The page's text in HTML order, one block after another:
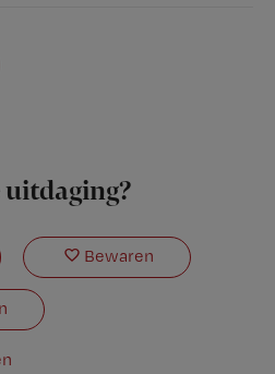
Bewaren